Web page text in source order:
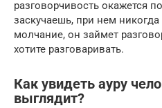
разговорчивость окажется
заскучаешь, при нем
молчание, он займет
хотите разговаривать.
Как увидеть ауру
выглядит?